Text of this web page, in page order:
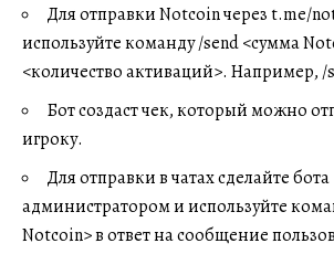
Для отправки Notcoin черезt.me/
используйте команду /send <сумма
<количество активаций>. Например, /
Бот создаст чек, который можно
игроку.
Для отправки в чатах сделайте бота
администратором и используйте
Notcoin> в ответ на сообщение